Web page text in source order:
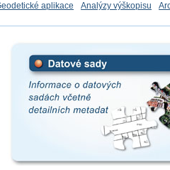
aplikace Analýzy výškopisu